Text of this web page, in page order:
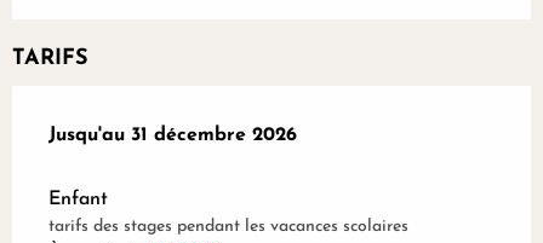
TARIFS
Du6 janvier 2025au31 décembre 2026
Jusqu'au 31 décembre 2026
Enfant
tarifs des stages pendant les vacances scolaires